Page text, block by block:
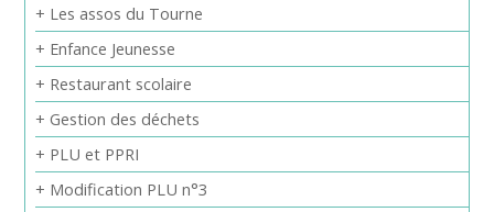
+ Les assos du Tourne
+ Enfance Jeunesse
+ Restaurant scolaire
+ Gestion des déchets
+ PLU et PPRI
+ Modification PLU n°3